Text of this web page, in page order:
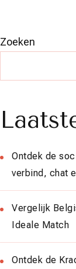
Zoeken
Ontdek de
verbind, chat
Vergelijk
Ideale Match
Ontdek de